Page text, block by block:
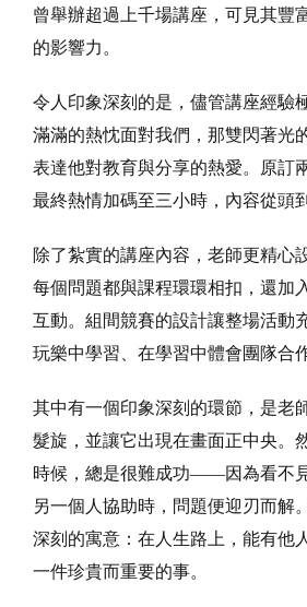
曾舉辦超過上千場講座，可見其豐
的影響力。
令人印象深刻的是，儘管講座經驗
滿滿的熱忱面對我們，那雙閃著光
表達他對教育與分享的熱愛。原訂
最終熱情加碼至三小時，內容從頭
除了紮實的講座內容，老師更精心
每個問題都與課程環環相扣，還加
互動。組間競賽的設計讓整場活動
玩樂中學習、在學習中體會團隊合
其中有一個印象深刻的環節，是老
髮旋，並讓它出現在畫面正中央。
時候，總是很難成功——因為看不
另一個人協助時，問題便迎刃而解
深刻的寓意：在人生路上，能有他
一件珍貴而重要的事。